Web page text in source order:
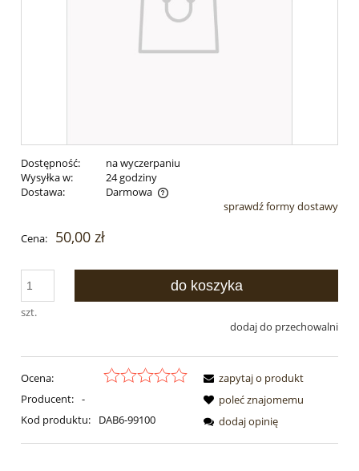
Dostępność:
na wyczerpaniu
Wysyłka w:
24 godziny
Dostawa:
Darmowa
Cena nie zawiera ewentualnych kosztów płatnościsprawdź formy dostawy
Cena: 50,00 zł
szt.
do koszyka
dodaj do przechowalni
Ocena:
Producent: -
Kod produktu:
DAB6-99100
zapytaj o produkt
poleć znajomemu
dodaj opinię